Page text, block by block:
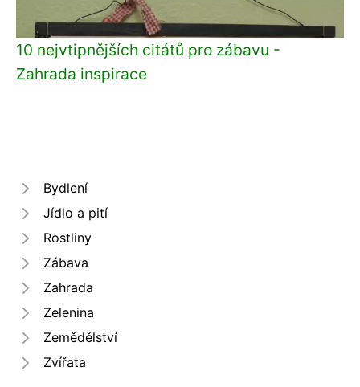
10 nejvtipnějších citátů pro zábavu -
Zahrada inspirace
Bydlení
Jídlo a pití
Rostliny
Zábava
Zahrada
Zelenina
Zemědělství
Zvířata